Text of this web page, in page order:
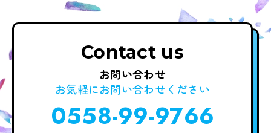
Contact us
お問い合わせ
お気軽にお問い合わせください
0558-99-9766